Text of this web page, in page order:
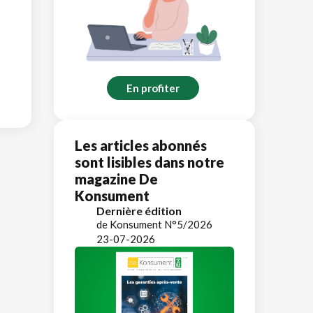
En profiter
Les articles abonnés
sont lisibles dans notre
magazine De
Konsument
Dernière édition
de Konsument N°5/2026
23-07-2026